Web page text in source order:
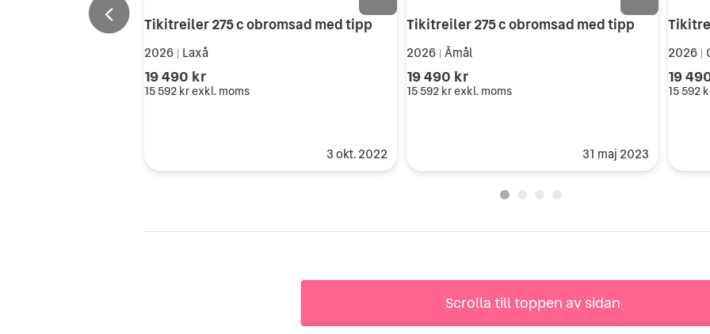
Tikitreiler 275 c obromsad med tipp
2026 Laxå
19 490 kr
15 592 krexkl. moms
3 okt. 2022
Tikitreiler 275 c obromsad med tipp
2026 | Åmål
19 490 kr
15 592 krexkl. moms
31 maj 2023
2026
19
15 592
Scrolla till toppen av sidan